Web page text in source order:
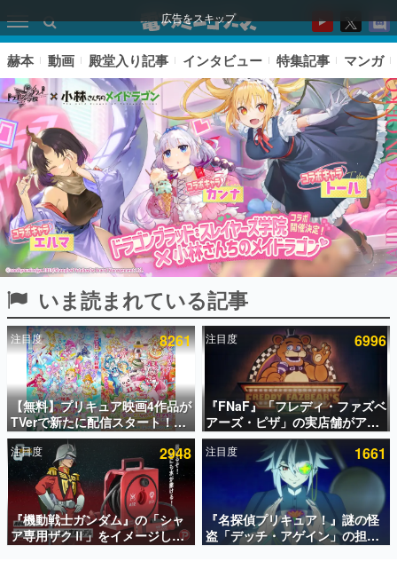
広告をスキップ
ピックアップ
電ファミのいま読まれている記事ランキング
アプリセール情報
インタビュー
連載・特集一覧
殿堂入り記事
SNS拡散数が数千以上！ ページビュー数万以上！ などな
ど。多くの人々に読まれた、電ファミ渾身の“殿堂入り”記
事をまとめました。
赫本 動画 殿堂入り記事 インタビュー 特集記事 マンガ
いま読まれている記事
注目度 8261
【無料】プリキュア映画4作品が
TVerで新たに配信スタート！な
んと2018年～2024年の映画ほぼ
すべてが見放題に、ぶっちゃけ
ありえないラインナップ
注目度 6996
『FNaF』「フレディ・ファズベ
アーズ・ピザ」の実店舗がアメ
リカの商業施設「American
Dream」に2027年オープン！
ScottGamesとの共同開発、食
事だけでなくステージショーや
没入型のホラー体験も楽しめる
注目度 2948
『機動戦士ガンダム』の「シャ
ア専用ザクⅡ」をイメージした
散水ホースリールが予約開始。
注目度 1661
『名探偵プリキュア！』謎の怪
盗「デッチ・アゲイン」の担当
キャストは天﨑滉平さんと判